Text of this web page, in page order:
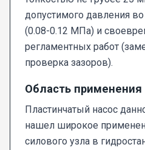
допустимого давления
(0.08-0.12 МПа) и
регламентных работ
проверка зазоров).
Область
Пластинчатый насос
нашел широкое
силового узла в